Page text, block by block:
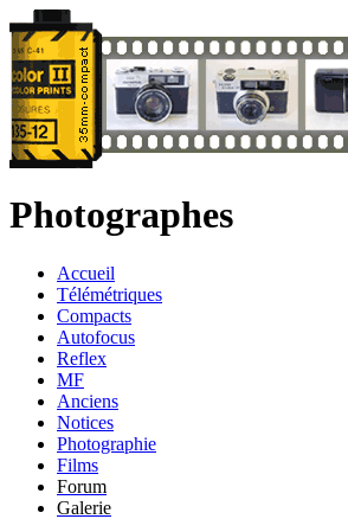
Photographes
Accueil
Télémétriques
Compacts
Autofocus
Reflex
MF
Anciens
Notices
Photographie
Films
Forum
Galerie